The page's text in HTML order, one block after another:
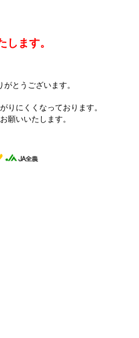
します。
とうございます。
りにくくなっております。
願いいたします。